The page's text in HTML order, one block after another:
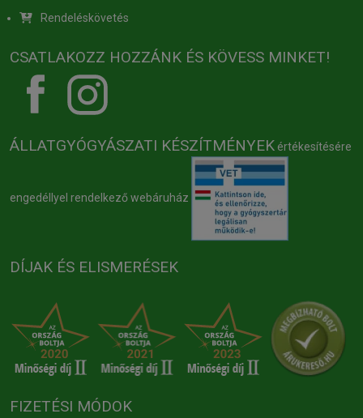
Rendeléskövetés
CSATLAKOZZ HOZZÁNK ÉS KÖVESS MINKET!
ÁLLATGYÓGYÁSZATI KÉSZÍTMÉNYEK értékesítésére
engedéllyel rendelkező webáruház
DÍJAK ÉS ELISMERÉSEK
FIZETÉSI MÓDOK